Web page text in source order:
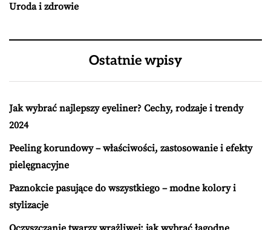
Uroda i zdrowie
Ostatnie wpisy
Jak wybrać najlepszy eyeliner? Cechy, rodzaje i trendy
2024
Peeling korundowy – właściwości, zastosowanie i efekty
pielęgnacyjne
Paznokcie pasujące do wszystkiego – modne kolory i
stylizacje